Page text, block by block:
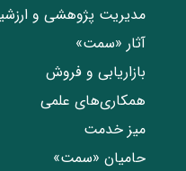
مدیریت پژوهشی و
آثار «سمت»
بازاریابی و فروش
همکاری‌های علمی
میز خدمت
حامیان «سمت»